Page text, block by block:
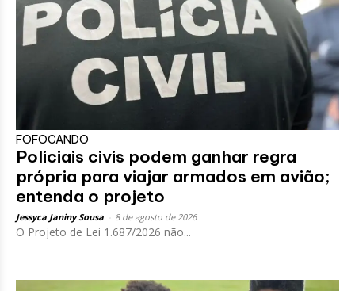
FOFOCANDO
Policiais civis podem ganhar regra
própria para viajar armados em avião;
entenda o projeto
Jessyca Janiny Sousa 8 de agosto de 2026
O Projeto de Lei 1.687/2026 não...